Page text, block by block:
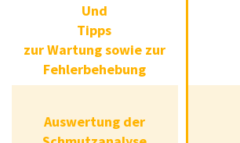
Tippszur
Wartung sowie zur
Fehlerbehebung
Auswertung der
Und
Tipps
zur Wartung sowie zur
Fehlerbehebung
Auswertung der